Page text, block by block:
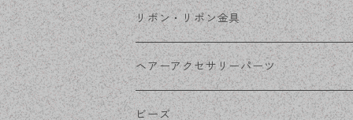
コネクター
その他
ピン類
花座・ビーズキャップ
チェーン
金属
アクリル・プラ
ファーボール
リボン・リボン金具
リボン
リボン金具
ヘアーアクセサリーパーツ
ビーズ